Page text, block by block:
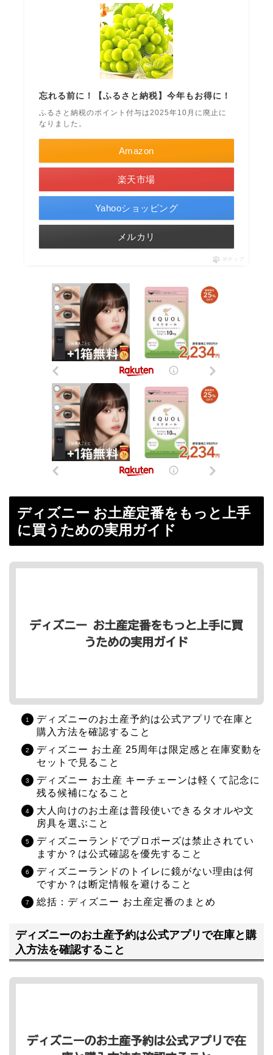
忘れる前に！【ふるさと納税】今年もお得に！
ふるさと納税のポイント付与は2025年10月に廃止に
なりました。
Amazon
楽天市場
Yahooショッピング
メルカリ
ポチップ
ディズニー お土産定番をもっと上手
に買うための実用ガイド
ディズニーのお土産予約は公式アプリで在庫と
購入方法を確認すること
ディズニー お土産 25周年は限定感と在庫変動を
セットで見ること
ディズニー お土産 キーチェーンは軽くて記念に
残る候補になること
大人向けのお土産は普段使いできるタオルや文
房具を選ぶこと
ディズニーランドでプロポーズは禁止されてい
ますか？は公式確認を優先すること
ディズニーランドのトイレに鏡がない理由は何
ですか？は断定情報を避けること
総括：ディズニー お土産定番のまとめ
ディズニーのお土産予約は公式アプリで在庫と購
入方法を確認すること